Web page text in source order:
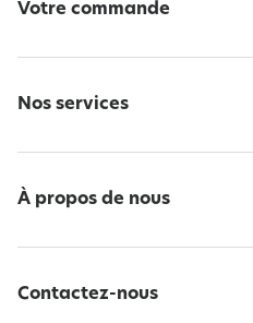
Votre commande
Nos services
À propos de nous
Contactez-nous